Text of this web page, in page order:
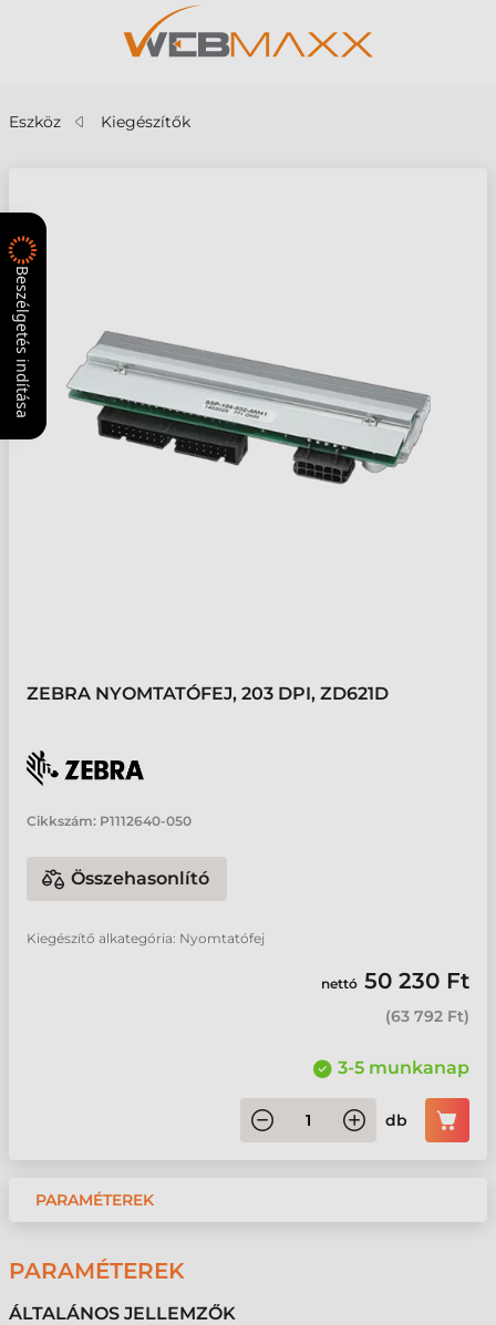
Eszköz Kiegészítők
ZEBRA NYOMTATÓFEJ, 203 DPI, ZD621D
Cikkszám: P1112640-050
Összehasonlító
Kiegészítő alkategória: Nyomtatófej
nettó 50 230 Ft
(63 792 Ft)
3-5 munkanap
db
PARAMÉTEREK
PARAMÉTEREK
ÁLTALÁNOS JELLEMZŐK
Beszélgetés indítása